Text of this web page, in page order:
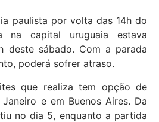
paulista por volta das 14h do
na capital uruguaia estava
deste sábado. Com a parada
poderá sofrer atraso.
que realiza tem opção de
e em Buenos Aires. Da
no dia 5, enquanto a partida